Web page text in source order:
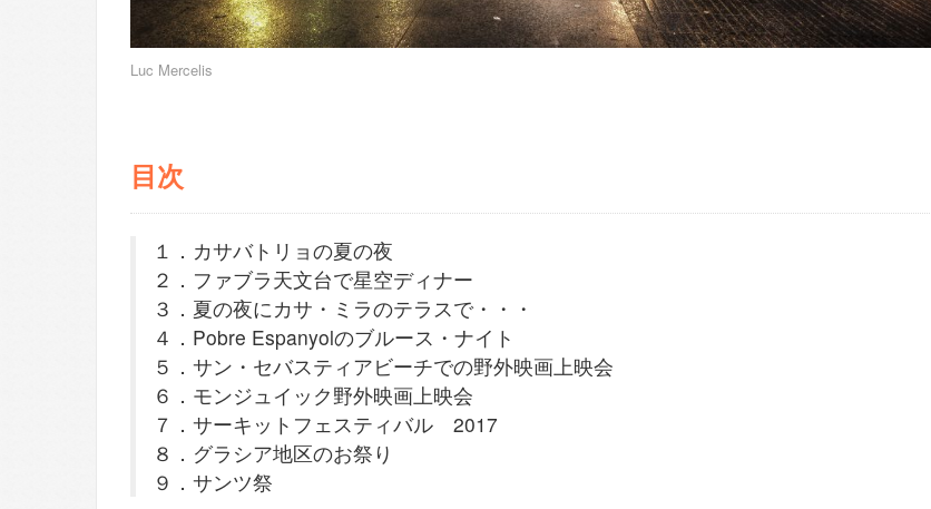
Luc Mercelis
目次
１．カサバトリョの夏の夜
２．ファブラ天文台で星空ディナー
３．夏の夜にカサ・ミラのテラスで・・・
４．Pobre Espanyolのブルース・ナイト
５．サン・セバスティアビーチでの野外映画上映会
６．モンジュイック野外映画上映会
７．サーキットフェスティバル 2017
８．グラシア地区のお祭り
９．サンツ祭